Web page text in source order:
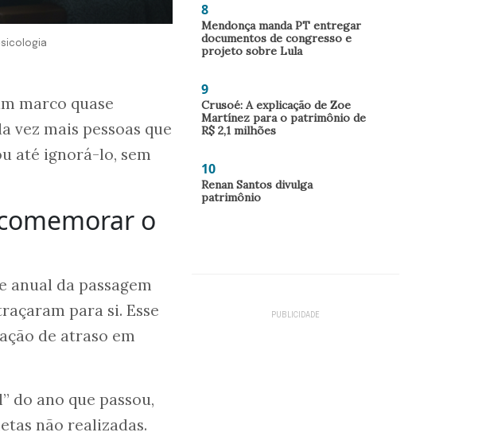
marco quase
vez mais pessoas que
até ignorá-lo, sem
o
da passagem
para si. Esse
de atraso em
do ano que passou,
não realizadas.
8
Mendonça manda PT entregar
documentos de congresso e
projeto sobre Lula
9
Crusoé: A explicação de Zoe
Martínez para o patrimônio de
R$ 2,1 milhões
10
Renan Santos divulga
patrimônio